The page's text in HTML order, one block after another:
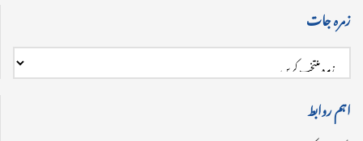
زمرہ جات
اہم روابط